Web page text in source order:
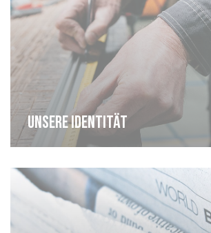
Unsere identität